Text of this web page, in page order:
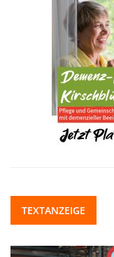
TEXTANZEIGE